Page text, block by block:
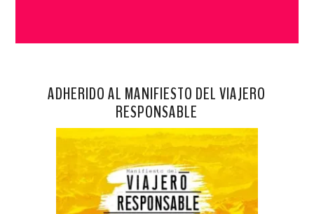
ADHERIDO AL MANIFIESTO DEL VIAJERO
RESPONSABLE